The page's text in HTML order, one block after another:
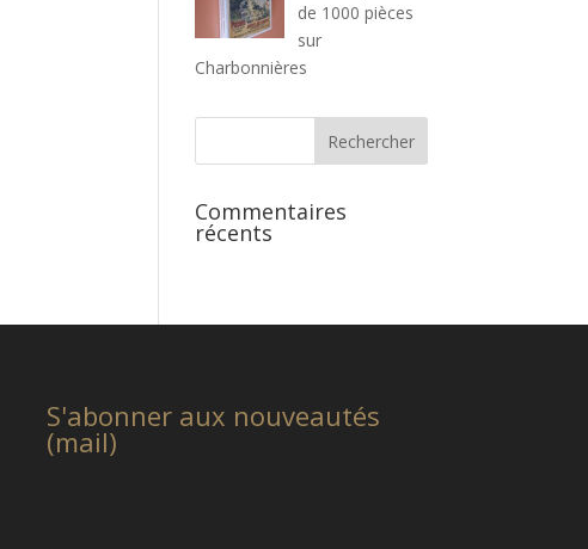
de 1000 pièces
sur
Charbonnières
Commentaires
récents
S'abonner aux nouveautés
(mail)